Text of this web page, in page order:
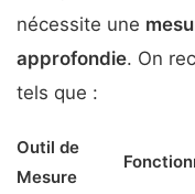
nécessite une
approfondie. On
tels que :
Outil de
Mesure